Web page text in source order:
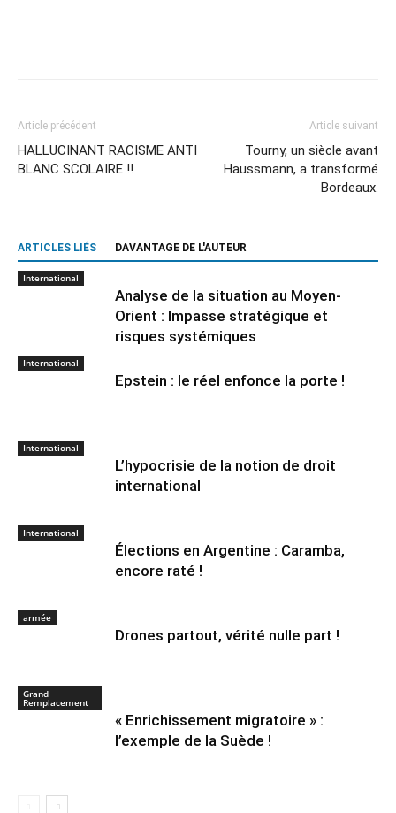
Article précédent
HALLUCINANT RACISME ANTI
BLANC SCOLAIRE !!
Article suivant
Tourny, un siècle avant
Haussmann, a transformé
Bordeaux.
ARTICLES LIÉS DAVANTAGE DE L'AUTEUR
International
Analyse de la situation au Moyen-
Orient : Impasse stratégique et
risques systémiques
International
Epstein : le réel enfonce la porte !
International
L’hypocrisie de la notion de droit
international
International
Élections en Argentine : Caramba,
encore raté !
armée
Drones partout, vérité nulle part !
Grand
Remplacement
« Enrichissement migratoire » :
l’exemple de la Suède !